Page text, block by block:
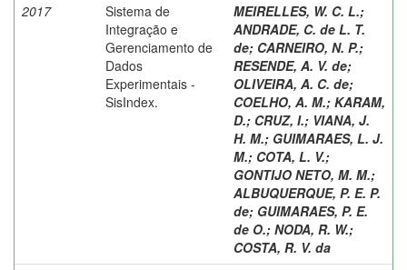
2017
Sistema de
Integração e
Gerenciamento de
Dados
Experimentais -
SisIndex.
MEIRELLES, W. C. L.;
ANDRADE, C. de L. T.
de; CARNEIRO, N. P.;
RESENDE, A. V. de;
OLIVEIRA, A. C. de;
COELHO, A. M.; KARAM,
D.; CRUZ, I.; VIANA, J.
H. M.; GUIMARAES, L. J.
M.; COTA, L. V.;
GONTIJO NETO, M. M.;
ALBUQUERQUE, P. E. P.
de; GUIMARAES, P. E.
de O.; NODA, R. W.;
COSTA, R. V. da